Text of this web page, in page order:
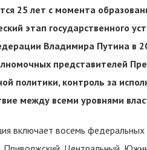
25 лет с момента
этап государственного
Владимира Путина в
представителей
политики, контроль за
между всеми уровнями
включает восемь